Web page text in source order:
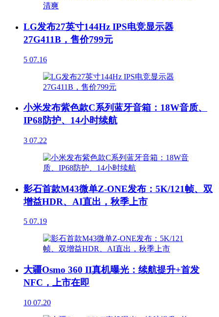
LG发布27英寸144Hz IPS电竞显示器
27G411B，售价799元
5 07.16
小米发布紫色款C系列蓝牙音箱：18W音质、
IP68防护、14小时续航
3 07.22
影石首款M43微单Z-ONE发布：5K/121帧、双
增益HDR、AI直出，秋季上市
5 07.19
大疆Osmo 360 II真机曝光：续航提升+首发
NFC，上市在即
10 07.20